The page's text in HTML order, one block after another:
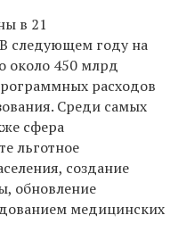
в 21
следующем году на
около 450 млрд
расходов
Среди самых
сфера
льготное
создание
обновление
медицинских